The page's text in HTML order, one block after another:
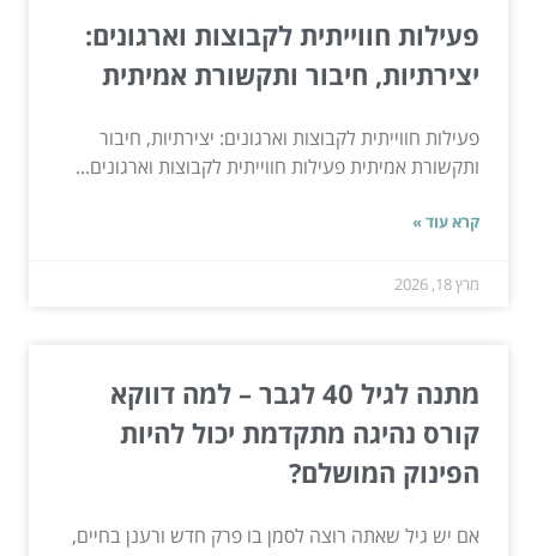
פעילות חווייתית לקבוצות וארגונים:
יצירתיות, חיבור ותקשורת אמיתית
פעילות חווייתית לקבוצות וארגונים: יצירתיות, חיבור
ותקשורת אמיתית פעילות חווייתית לקבוצות וארגונים...
קרא עוד »
מרץ 18, 2026
מתנה לגיל 40 לגבר – למה דווקא
קורס נהיגה מתקדמת יכול להיות
הפינוק המושלם?
אם יש גיל שאתה רוצה לסמן בו פרק חדש ורענן בחיים,